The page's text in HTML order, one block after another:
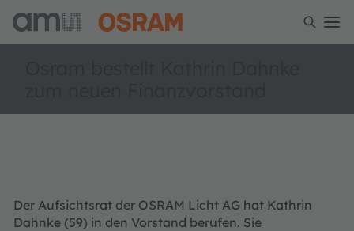
Der Aufsichtsrat der OSRAM Licht AG hat Kathrin
Dahnke (59) in den Vorstand berufen. Sie